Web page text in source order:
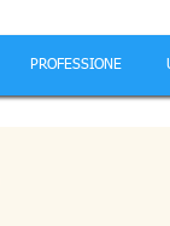
PROFESSIONE